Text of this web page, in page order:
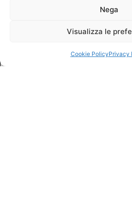
Nega
Visualizza le
Cookie PolicyPrivacy